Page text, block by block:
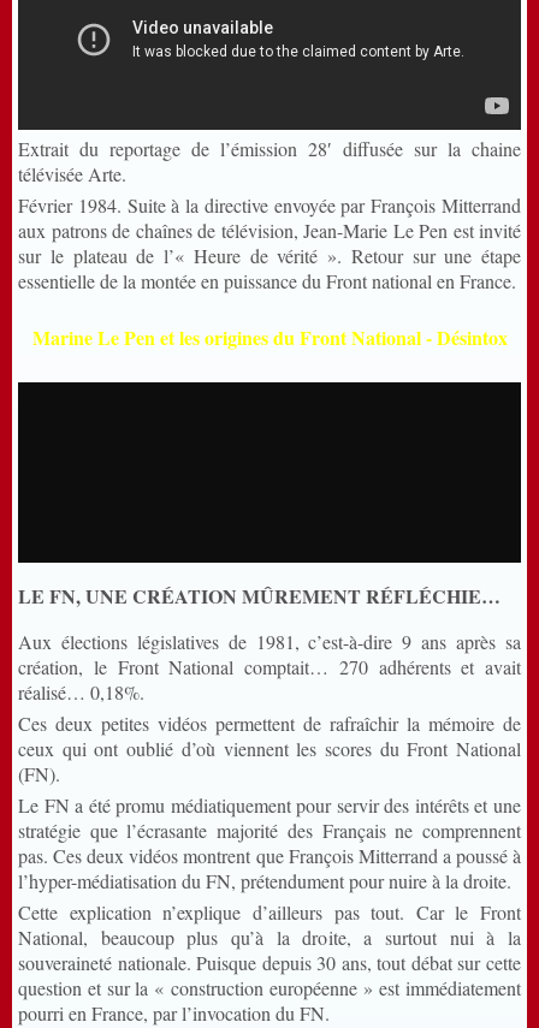
Extrait du reportage de l’émission 28′ diffusée sur la chaine
télévisée Arte.
Février 1984. Suite à la directive envoyée par François Mitterrand
aux patrons de chaînes de télévision, Jean-Marie Le Pen est invité
sur le plateau de l’« Heure de vérité ». Retour sur une étape
essentielle de la montée en puissance du Front national en France.
Marine Le Pen et les origines du Front National - Désintox
LE FN, UNE CRÉATION MÛREMENT RÉFLÉCHIE…
Aux élections législatives de 1981, c’est-à-dire 9 ans après sa
création, le Front National comptait… 270 adhérents et avait
réalisé… 0,18%.
Ces deux petites vidéos permettent de rafraîchir la mémoire de
ceux qui ont oublié d’où viennent les scores du Front National
(FN).
Le FN a été promu médiatiquement pour servir des intérêts et une
stratégie que l’écrasante majorité des Français ne comprennent
pas. Ces deux vidéos montrent que François Mitterrand a poussé à
l’hyper-médiatisation du FN, prétendument pour nuire à la droite.
Cette explication n’explique d’ailleurs pas tout. Car le Front
National, beaucoup plus qu’à la droite, a surtout nui à la
souveraineté nationale. Puisque depuis 30 ans, tout débat sur cette
question et sur la « construction européenne » est immédiatement
pourri en France, par l’invocation du FN.